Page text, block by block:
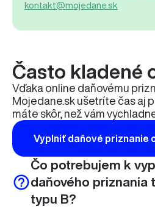
kontakt@mojedane.sk
Často kladené
Vďaka online daňovému
Mojedane.sk ušetríte čas aj
máte skôr, než vám
Vyplniť daňové priznanie
Čo potrebujem k
daňového priznania
typu B?